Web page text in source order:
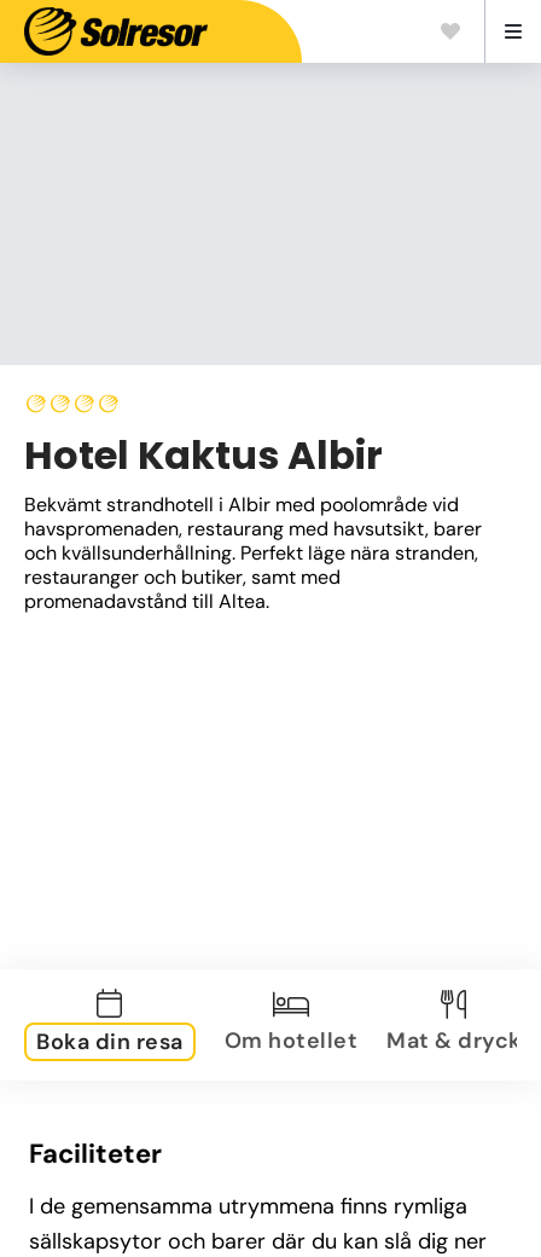
Hotel Kaktus Albir
Bekvämt strandhotell i Albir med poolområde vid
havspromenaden, restaurang med havsutsikt, barer
och kvällsunderhållning. Perfekt läge nära stranden,
restauranger och butiker, samt med
promenadavstånd till Altea.
Boka din resa Om hotellet Mat & dryck
Faciliteter
I de gemensamma utrymmena finns rymliga
sällskapsytor och barer där du kan slå dig ner